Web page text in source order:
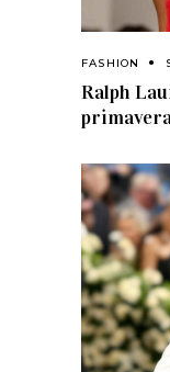
FASHION
Ralph